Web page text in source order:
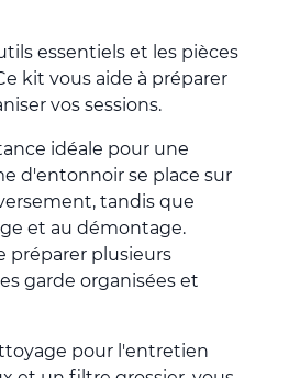
essentiels et les pièces
kit vous aide à préparer
vos sessions.
idéale pour une
d'entonnoir se place sur
tandis que
et au démontage.
préparer plusieurs
garde organisées et
pour l'entretien